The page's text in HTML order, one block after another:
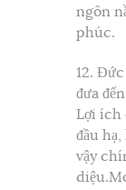
ngôn
phúc.
12.
đưa
Lợi ích
đầu
vậy